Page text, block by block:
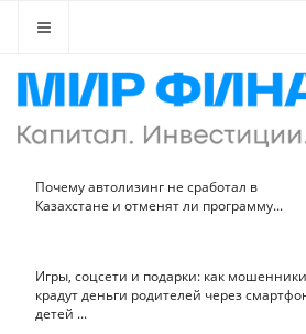
Почему автолизинг не сработал в
Казахстане и отменят ли программу...
Игры, соцсети и подарки: как мошенники
крадут деньги родителей через
детей ...